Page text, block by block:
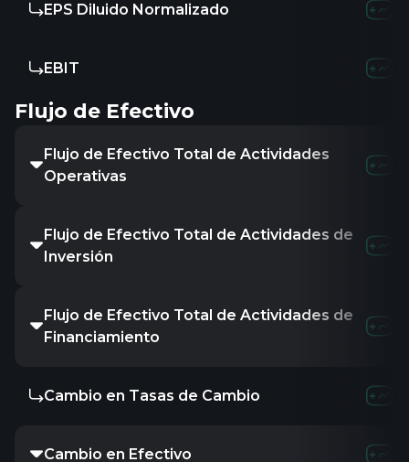
EPS Diluido Normalizado
EBIT
Flujo de Efectivo
Flujo de Efectivo Total de Actividades
Operativas
Flujo de Efectivo Total de Actividades de
Inversión
Flujo de Efectivo Total de Actividades de
Financiamiento
Cambio en Tasas de Cambio
Cambio en Efectivo